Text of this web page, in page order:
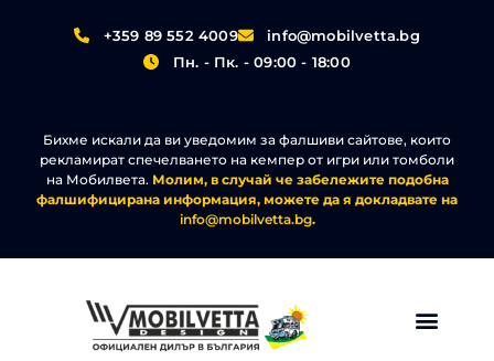
+359 89 552 4009
info@mobilvetta.bg
Пн. - Пк. - 09:00 - 18:00
Бихме искали да ви уведомим за фалшиви сайтове, които
рекламират спечелването на кемпер от игри или томболи
на Мобилвета. Молим, в случай че забележите подобна
фалшифицирана информация, можете да я докладвате на
info@mobilvetta.bg.